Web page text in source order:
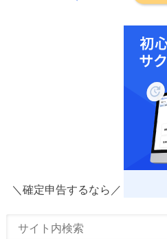
＼確定申告するなら／